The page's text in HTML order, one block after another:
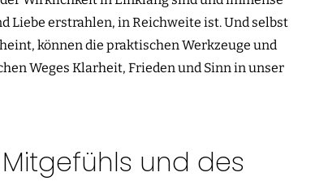
Liebe erstrahlen, in Reichweite ist. Und selbst
können die praktischen Werkzeuge und
Weges Klarheit, Frieden und Sinn in unser
und des